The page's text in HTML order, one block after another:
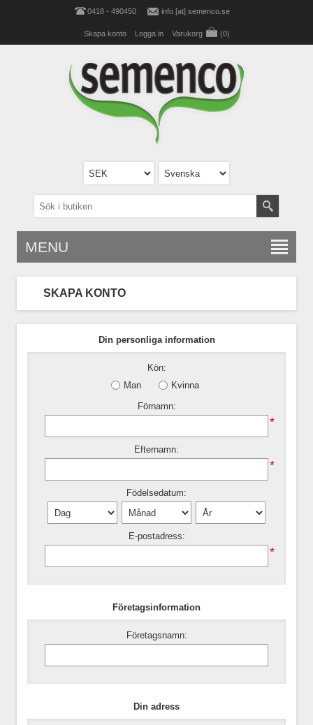
0418 - 490450 info [at] semenco.se
Skapa konto Logga in Varukorg (0)
MENU
SKAPA KONTO
Din personliga information
Kön:
Man
Kvinna
Förnamn:
*
Efternamn:
*
Födelsedatum:
E-postadress:
*
Företagsinformation
Företagsnamn:
Din adress